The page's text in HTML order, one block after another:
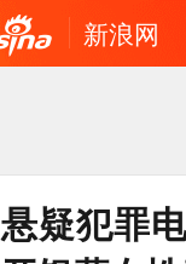
新浪网
悬疑犯罪